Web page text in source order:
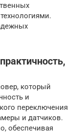
который
и
переключения
и датчиков.
обеспечивая